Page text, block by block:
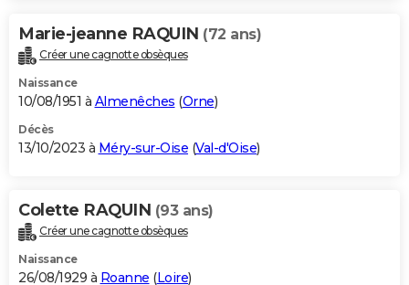
Marie-jeanne RAQUIN (72 ans)
Créer une cagnotte obsèques
Naissance
10/08/1951 à Almenêches (Orne)
Décès
13/10/2023 à Méry-sur-Oise (Val-d'Oise)
Colette RAQUIN (93 ans)
Créer une cagnotte obsèques
Naissance
26/08/1929 à Roanne (Loire)